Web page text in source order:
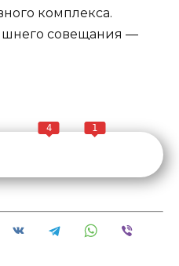
комплекса.
совещания —
4 1